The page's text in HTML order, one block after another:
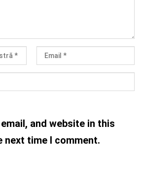
and website in this
time I comment.